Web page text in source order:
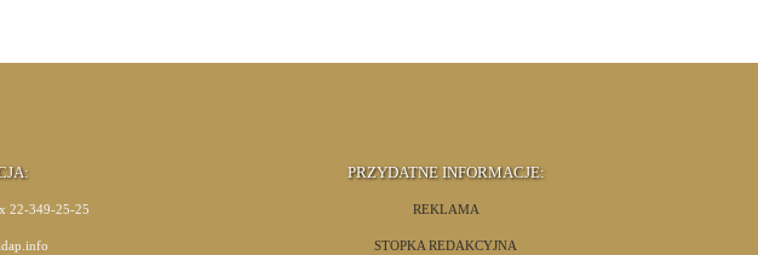
22-349-25-25
PRZYDATNE INFORMACJE:
REKLAMA
STOPKA REDAKCYJNA